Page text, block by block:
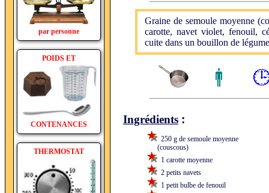
par personne
POIDS ET
CONTENANCES
THERMOSTAT
Graine de semoule moyenne
carotte, navet violet, fenouil,
cuite dans un bouillon de
Ingrédients :
250 g de semoule moyenne
(couscous)
1 carotte moyenne
2 petits navets
1 petit bulbe de fenouil